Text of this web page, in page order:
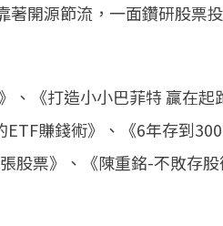
開源節流，一面鑽研股票
、《打造小小巴菲特 贏在起
賺錢術》、《6年存到
股票》、《陳重銘-不敗存股